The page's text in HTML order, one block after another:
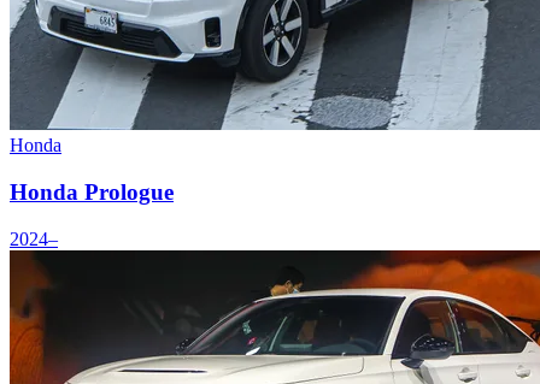
Honda
Honda Prologue
2024–